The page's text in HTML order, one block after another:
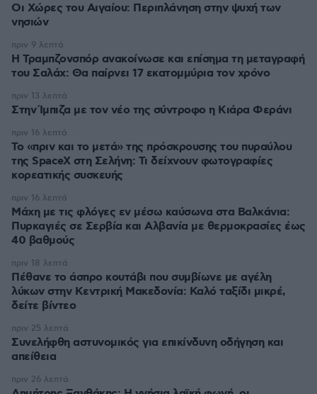
Οι Xώρες του Αιγαίου: Περιπλάνηση στην ψυχή των
νησιών
Η Τραμπζονσπόρ ανακοίνωσε και επίσημα τη μεταγραφή
του Σαλάχ: Θα παίρνει 17 εκατομμύρια τον χρόνο
πριν 9 λεπτά
Στην Ίμπιζα με τον νέο της σύντροφο η Κιάρα Φεράνι
πριν 13 λεπτά
Το «πριν και το μετά» της πρόσκρουσης του πυραύλου
της SpaceX στη Σελήνη: Τι δείχνουν φωτογραφίες
κορεατικής συσκευής
πριν 16 λεπτά
Μάχη με τις φλόγες εν μέσω καύσωνα στα Βαλκάνια:
Πυρκαγιές σε Σερβία και Αλβανία με θερμοκρασίες έως
40 βαθμούς
πριν 16 λεπτά
Πέθανε το άσπρο κουτάβι που συμβίωνε με αγέλη
λύκων στην Κεντρική Μακεδονία: Καλό ταξίδι μικρέ,
δείτε βίντεο
πριν 18 λεπτά
Συνελήφθη αστυνομικός για επικίνδυνη οδήγηση και
απείθεια
πριν 25 λεπτά
πριν 26 λεπτά